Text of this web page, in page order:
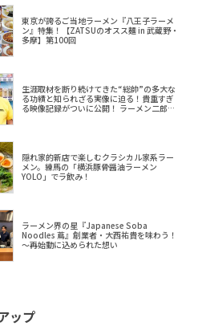
東京が誇るご当地ラーメン『八王子ラーメ
ン』特集！【ZATSUのオスス麺 in 武蔵野・
多摩】第100回
生涯取材を断り続けてきた“総帥”の多大な
る功績と知られざる実像に迫る！貴重すぎ
る映像記録がついに公開！ ラーメン二郎
隠れ家的新店で楽しむクラシカル家系ラー
メン。練馬の「横浜豚骨醤油ラーメン
YOLO」でラ飲み！
ラーメン界の星『Japanese Soba
Noodles 蔦』創業者・大西祐貴を味わう！
～再始動に込められた想い
ップ